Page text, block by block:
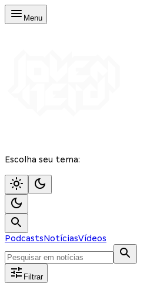
Menu
Escolha seu tema:
PodcastsNotíciasVídeos
Filtrar